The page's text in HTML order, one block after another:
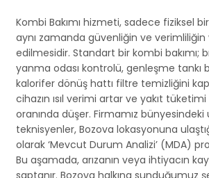
Kombi Bakımı hizmeti, sadece fiziksel
aynı zamanda güvenliğin ve
edilmesidir. Standart bir kombi bakımı;
yanma odası kontrolü, genleşme tankı
kalorifer dönüş hattı filtre temizliğini
cihazın ısıl verimi artar ve yakıt
oranında düşer. Firmamız bünyesindeki
teknisyenler, Bozova lokasyonuna
olarak ‘Mevcut Durum Analizi’ (MDA)
Bu aşamada, arızanın veya ihtiyacın
saptanır. Bozova halkına sunduğumuz